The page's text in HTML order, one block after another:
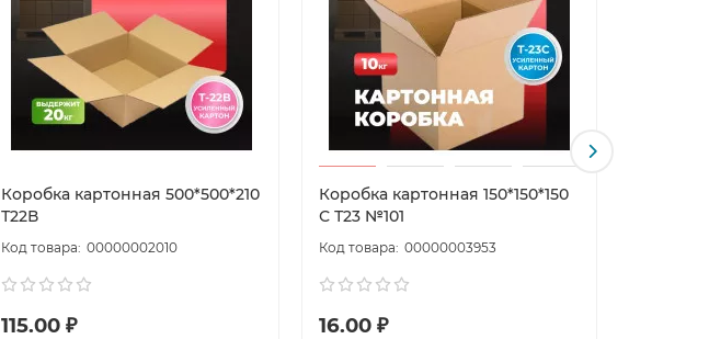
Коробка картонная 500*500*210
Т22В
00000002010
115.00 ₽
Коробка картонная 150*150*150
С Т23 №101
00000003953
16.00 ₽